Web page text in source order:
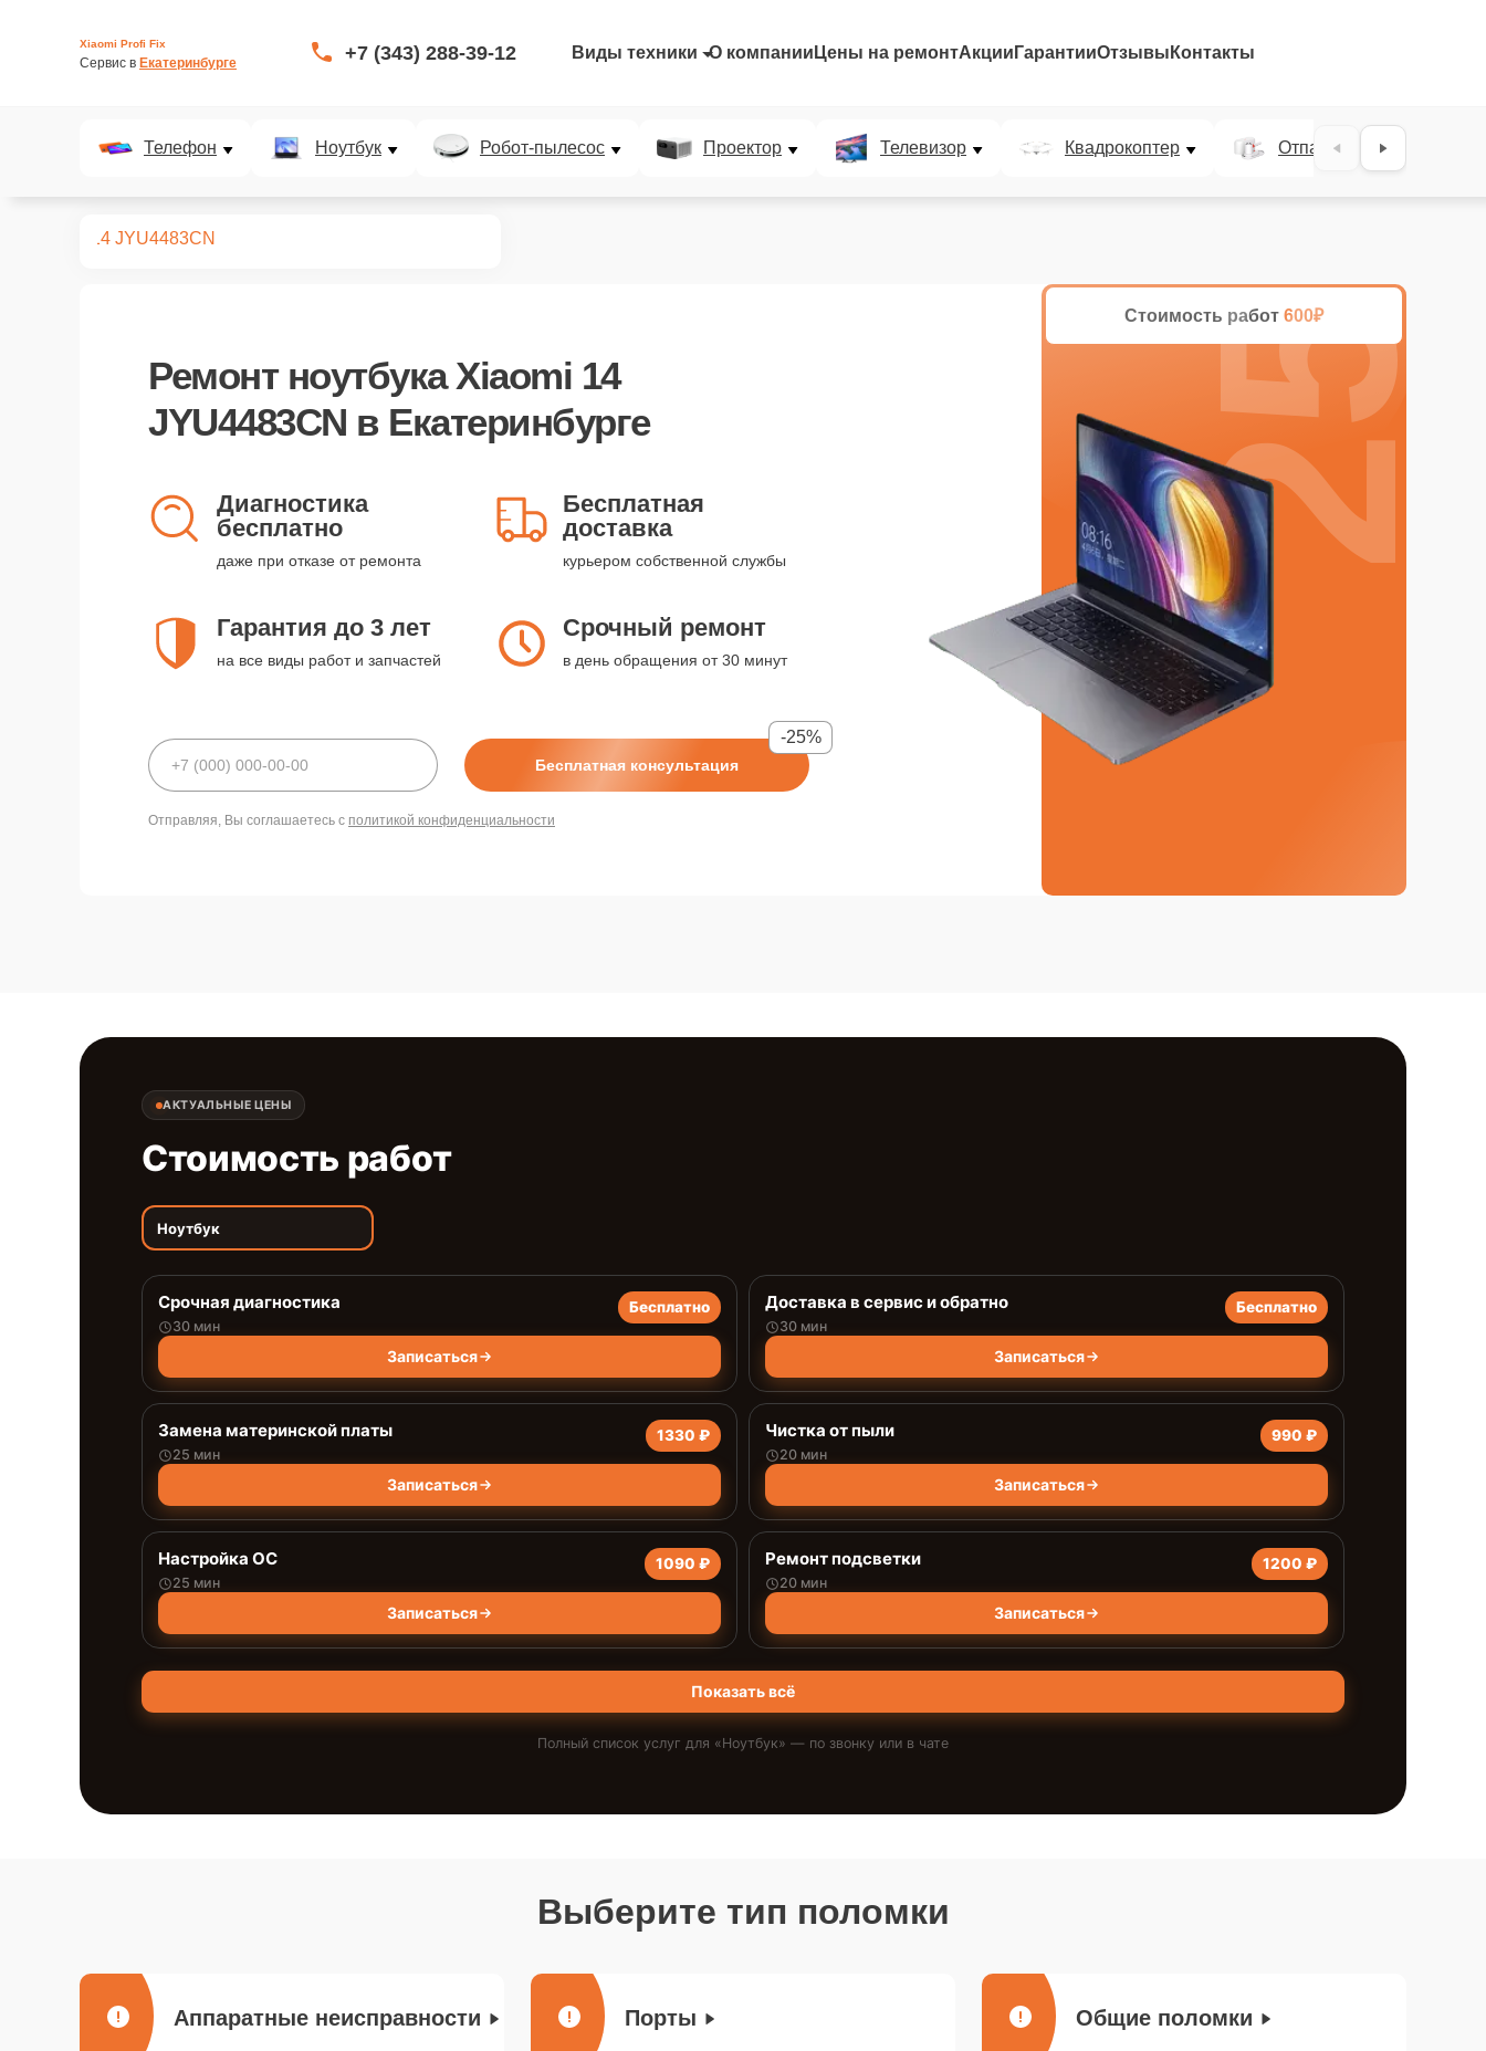
Xiaomi Profi Fix
Сервис в Екатеринбурге +7 (343) 288-39-12 Виды техники О компании Цены на ремонтАкции ГарантииОтзывы Контакты
Телефон Ноутбук Робот-пылесос Проектор Телевизор Квадрокоптер Отпариватель
14 JYU4483CN
Ремонт ноутбука Xiaomi 14
JYU4483CN в Екатеринбурге
Диагностика
бесплатно
даже при отказе от ремонта
Бесплатная
доставка
курьером собственной службы
Гарантия до 3 лет
на все виды работ и запчастей
Срочный ремонт
в день обращения от 30 минут
Бесплатная консультация
-25%
Отправляя, Вы соглашаетесь с политикой конфиденциальности
Стоимость работ 600₽
25%
АКТУАЛЬНЫЕ ЦЕНЫ
Стоимость работ
Ноутбук
Срочная диагностика
30 мин
Бесплатно
Записаться
Доставка в сервис и обратно
30 мин
Бесплатно
Записаться
Замена материнской платы
25 мин
1330 ₽
Записаться
Чистка от пыли
20 мин
990 ₽
Записаться
Настройка ОС
25 мин
1090 ₽
Записаться
Ремонт подсветки
20 мин
1200 ₽
Записаться
Показать всё
Полный список услуг для «Ноутбук» — по звонку или в чате
Выберите тип поломки
Аппаратные неисправности Порты Общие поломки